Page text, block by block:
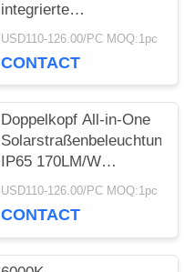
integrierte
Solarstraßenlaterne
USD110-126.00/PC MOQ:1pc
CONTACT
Doppelkopf All-in-One
Solarstraßenbeleuchtung
IP65 170LM/W
SMD5050
USD110-126.00/PC MOQ:1pc
CONTACT